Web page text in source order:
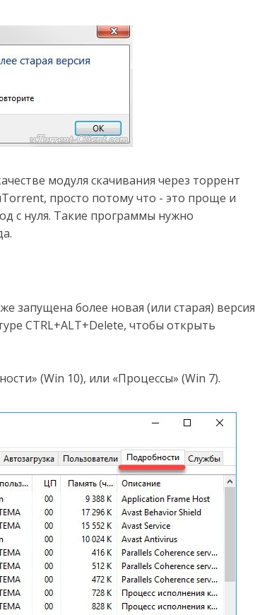
модуля скачивания через торрент
просто потому что - это проще и
с нуля. Такие программы нужно
запущена более новая (или старая) версия
CTRL+ALT+Delete, чтобы открыть
(Win 10), или «Процессы» (Win 7).